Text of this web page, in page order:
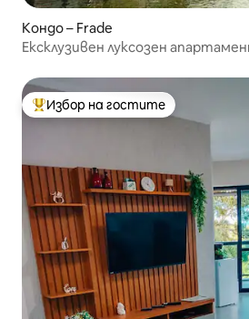
Кондо – Frade
Ексклузивен луксозен
Най-популярен избор на гостите
Избор на гостите